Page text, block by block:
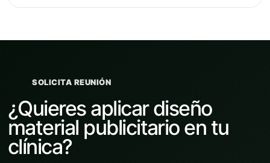
SOLICITA REUNIÓN
¿Quieres aplicar diseño
material publicitario en tu
clínica?